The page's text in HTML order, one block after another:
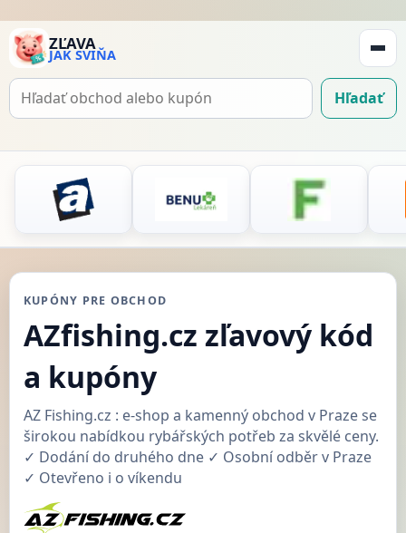
ZĽAVA
JAK SVIŇA
Hľadať
Hľadať
KUPÓNY PRE OBCHOD
AZfishing.cz zľavový kód
a kupóny
AZ Fishing.cz : e-shop a kamenný obchod v Praze se
širokou nabídkou rybářských potřeb za skvělé ceny.
✓ Dodání do druhého dne ✓ Osobní odběr v Praze
✓ Otevřeno i o víkendu